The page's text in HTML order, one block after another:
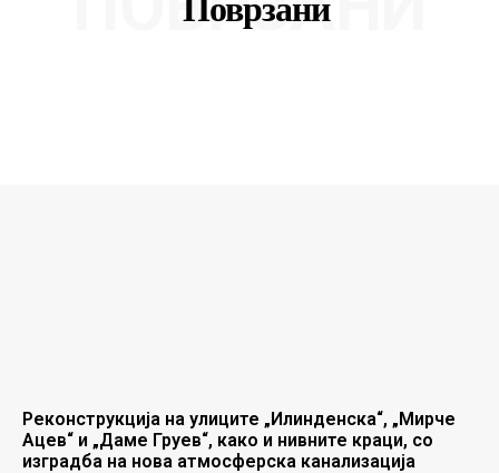
Поврзани
Реконструкција на улиците „Илинденска“, „Мирче
Ацев“ и „Даме Груев“, како и нивните краци, со
изградба на нова атмосферска канализација